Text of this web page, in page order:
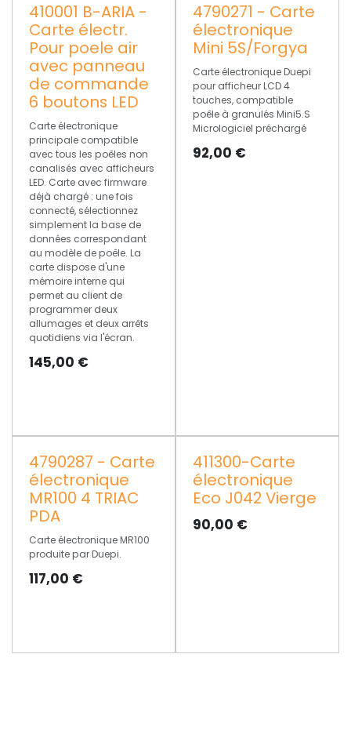
410001 B-ARIA -
Carte électr.
Pour poele air
avec panneau
de commande
6 boutons LED
Carte électronique
principale compatible
avec tous les poêles non
canalisés avec afficheurs
LED. Carte avec firmware
déjà chargé : une fois
connecté, sélectionnez
simplement la base de
données correspondant
au modèle de poêle. La
carte dispose d'une
mémoire interne qui
permet au client de
programmer deux
allumages et deux arrêts
quotidiens via l'écran.
145,00 €
4790271 - Carte
électronique
Mini 5S/Forgya
Carte électronique Duepi
pour afficheur LCD 4
touches, compatible
poêle à granulés Mini5.S
Micrologiciel préchargé
92,00 €
4790287 - Carte
électronique
MR100 4 TRIAC
PDA
Carte électronique MR100
produite par Duepi.
117,00 €
411300-Carte
électronique
Eco J042 Vierge
90,00 €